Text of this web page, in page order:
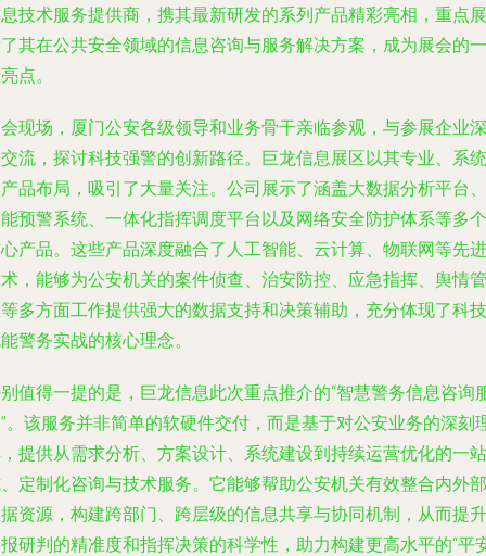
技术服务提供商，携其最新研发的系列产品精彩亮相，重点展
其在公共安全领域的信息咨询与服务解决方案，成为展会的一
点。
现场，厦门公安各级领导和业务骨干亲临参观，与参展企业深
流，探讨科技强警的创新路径。巨龙信息展区以其专业、系统
品布局，吸引了大量关注。公司展示了涵盖大数据分析平台、
预警系统、一体化指挥调度平台以及网络安全防护体系等多个
产品。这些产品深度融合了人工智能、云计算、物联网等先进
，能够为公安机关的案件侦查、治安防控、应急指挥、舆情管
多方面工作提供强大的数据支持和决策辅助，充分体现了科技
警务实战的核心理念。
值得一提的是，巨龙信息此次重点推介的“智慧警务信息咨询
。该服务并非简单的软硬件交付，而是基于对公安业务的深刻
提供从需求分析、方案设计、系统建设到持续运营优化的一站
定制化咨询与技术服务。它能够帮助公安机关有效整合内外部
资源，构建跨部门、跨层级的信息共享与协同机制，从而提升
研判的精准度和指挥决策的科学性，助力构建更高水平的“平